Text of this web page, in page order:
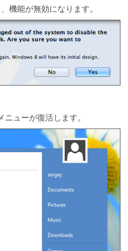
機能が無効になります。
ューが復活します。